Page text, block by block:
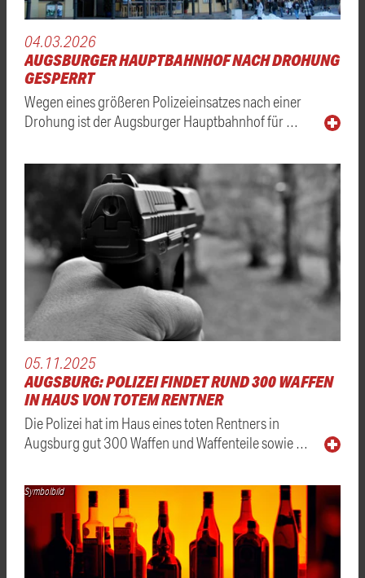
04.03.2026
AUGSBURGER HAUPTBAHNHOF NACH DROHUNG
GESPERRT
Wegen eines größeren Polizeieinsatzes nach einer
Drohung ist der Augsburger Hauptbahnhof für …
05.11.2025
AUGSBURG: POLIZEI FINDET RUND 300 WAFFEN
IN HAUS VON TOTEM RENTNER
Die Polizei hat im Haus eines toten Rentners in
Augsburg gut 300 Waffen und Waffenteile sowie …
Symbolbild